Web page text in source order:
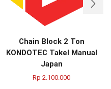
Chain Block 2 Ton
KONDOTEC Takel Manual
Japan
Rp 2.100.000